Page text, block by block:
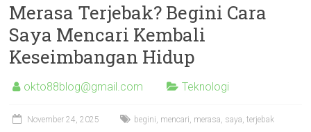
Merasa Terjebak? Begini Cara
Saya Mencari Kembali
Keseimbangan Hidup
okto88blog@gmail.com Teknologi
November 24, 2025 begini, mencari, merasa, saya,terjebak